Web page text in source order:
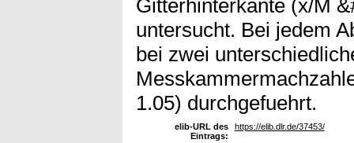
Gitterhinterkante (x/M
untersucht. Bei jedem
bei zwei
1.05) durchgefuehrt.
elib-URL des
Eintrags:
https://elib.dlr.de/37453/